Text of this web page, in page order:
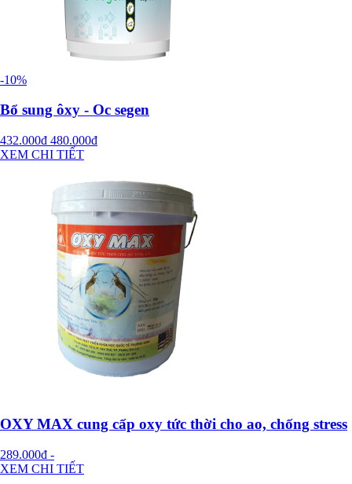
-10%
Bổ sung ôxy - Oc segen
432.000đ 480.000đ
XEM CHI TIẾT
OXY MAX cung cấp oxy tức thời cho ao, chống stress
289.000đ -
XEM CHI TIẾT